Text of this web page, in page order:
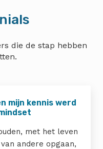
die de stap hebben
mijn kennis werd
met het leven
andere opgaan,